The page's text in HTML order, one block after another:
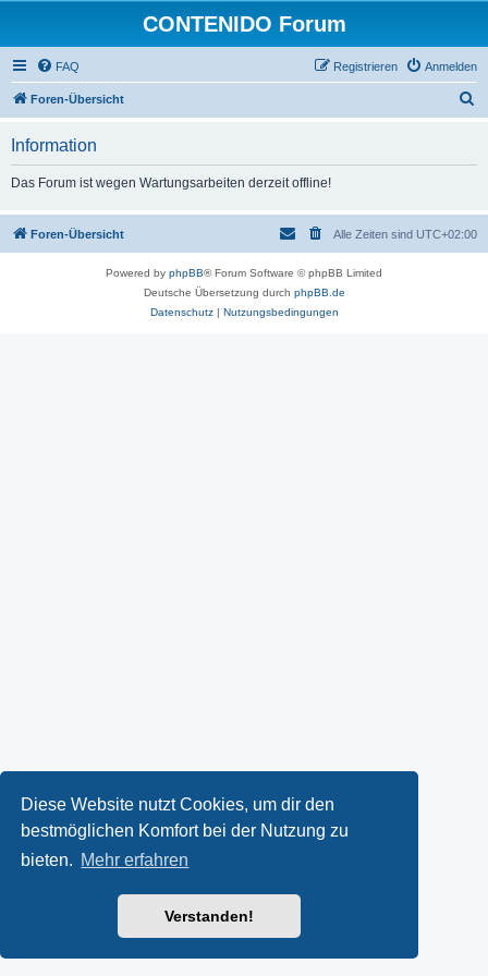
Diese Website nutzt Cookies, um dir den
bestmöglichen Komfort bei der Nutzung zu
bieten. Mehr erfahren
Verstanden!
CONTENIDO Forum
FAQ Anmelden
Registrieren
Foren-Übersicht
Information
Das Forum ist wegen Wartungsarbeiten derzeit offline!
Foren-Übersicht Alle Zeiten sind UTC+02:00
Powered by phpBB® Forum Software © phpBB Limited
Deutsche Übersetzung durch phpBB.de
Datenschutz| Nutzungsbedingungen